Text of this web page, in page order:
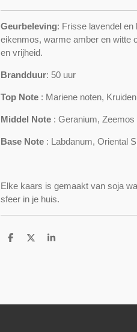
Geurbeleving: Frisse lavendel
eikenmos, warme amber en witte
en vrijheid.
Brandduur: 50 uur
Top Note : Mariene noten,
Middel Note : Geranium, Zeemos
Base Note : Labdanum, Oriental
Elke kaars is gemaakt van soja
sfeer in je huis.
D
D
S